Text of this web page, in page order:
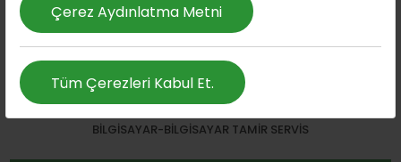
Çerez Aydınlatma Metni
Tüm Çerezleri Kabul Et.
Ayancık Bilgisayar
BILGISAYAR-BILGISAYAR TAMIR SERVIS